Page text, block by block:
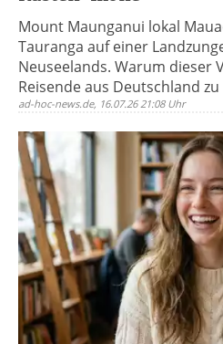
Mount Maunganui lokal
Tauranga auf einer
Neuseelands. Warum dieser
Reisende aus Deutschland
ad-hoc-news.de, 16.07.26 21:08 Uhr